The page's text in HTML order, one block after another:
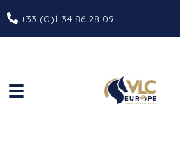
+33 (0)1 34 86 28 09